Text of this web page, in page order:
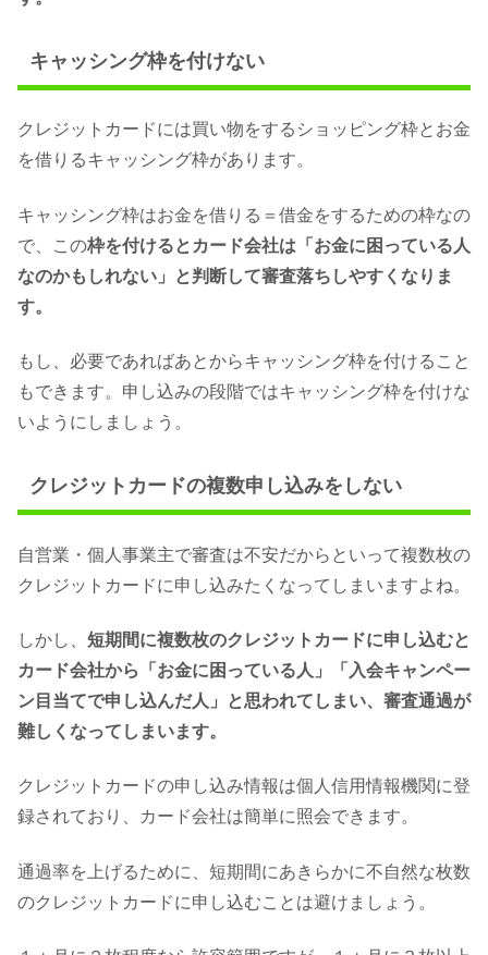
キャッシング枠を付けない
クレジットカードには買い物をするショッピング枠とお金
を借りるキャッシング枠があります。
キャッシング枠はお金を借りる＝借金をするための枠なの
で、この枠を付けるとカード会社は「お金に困っている人
なのかもしれない」と判断して審査落ちしやすくなりま
す。
もし、必要であればあとからキャッシング枠を付けること
もできます。申し込みの段階ではキャッシング枠を付けな
いようにしましょう。
クレジットカードの複数申し込みをしない
自営業・個人事業主で審査は不安だからといって複数枚の
クレジットカードに申し込みたくなってしまいますよね。
しかし、 短期間に複数枚のクレジットカードに申し込むと
カード会社から「お金に困っている人」「入会キャンペー
ン目当てで申し込んだ人」と思われてしまい、審査通過が
難しくなってしまいます。
クレジットカードの申し込み情報は個人信用情報機関に登
録されており、カード会社は簡単に照会できます。
通過率を上げるために、短期間にあきらかに不自然な枚数
のクレジットカードに申し込むことは避けましょう。